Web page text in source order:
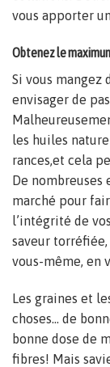
vous apporter
Obtenez le
Si vous mangez
envisager de
les huiles
rances,et cela
De
marché pour
l’intégrité de
saveur
vous-même, en
Les graines et
choses… de
bonne dose de
fibres! Mais